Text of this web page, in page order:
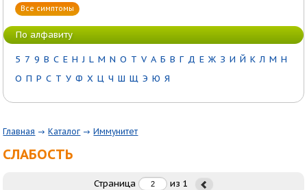
Все симптомы
По алфавиту
5 7 9 B C E H J L M N O T V А Б В Г Д Е Ж З И Й К Л М Н
О П Р С Т У Ф Х Ц Ч Ш Щ Э Ю Я
Главная Каталог Иммунитет
СЛАБОСТЬ
Страница из 1